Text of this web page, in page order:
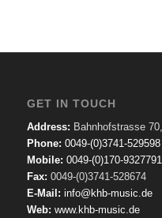
GET IN TOUCH
Address: Bahnhofstrasse
Phone: 0049-(0)3741-529598
Mobile: 0049-(0)170-9327791
Fax: 0049-(0)3741-528674
E-Mail: info@khb-music.de
Web: www.khb-music.de